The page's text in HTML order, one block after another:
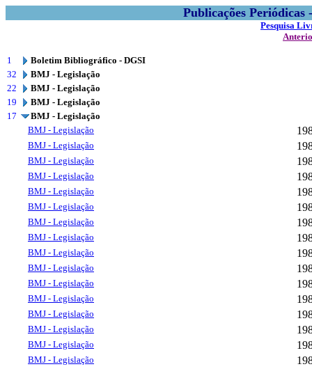
Publicações
Pesquisa
1
Boletim Bibliográfico - DGSI
32
BMJ - Legislação
22
BMJ - Legislação
19
BMJ - Legislação
17
BMJ - Legislação
BMJ - Legislação
BMJ - Legislação
BMJ - Legislação
BMJ - Legislação
BMJ - Legislação
BMJ - Legislação
BMJ - Legislação
BMJ - Legislação
BMJ - Legislação
BMJ - Legislação
BMJ - Legislação
BMJ - Legislação
BMJ - Legislação
BMJ - Legislação
BMJ - Legislação
BMJ - Legislação